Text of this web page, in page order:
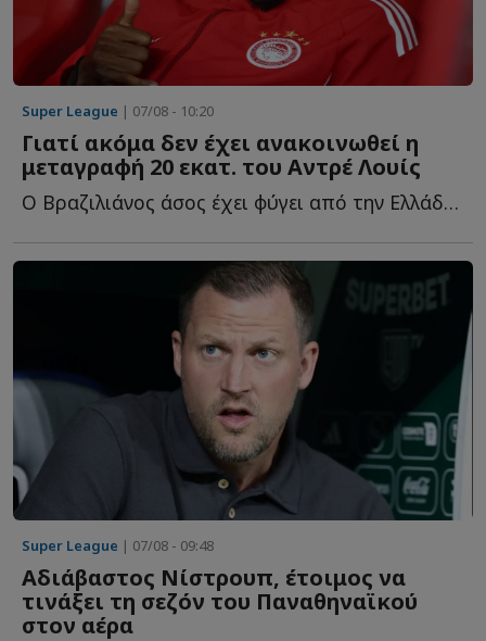
Super League | 07/08 - 10:20
Γιατί ακόμα δεν έχει ανακοινωθεί η
μεταγραφή 20 εκατ. του Αντρέ Λουίς
Ο Βραζιλιάνος άσος έχει φύγει από την Ελλάδα και τον Ο...
Super League | 07/08 - 09:48
Αδιάβαστος Νίστρουπ, έτοιμος να
τινάξει τη σεζόν του Παναθηναϊκού
στον αέρα